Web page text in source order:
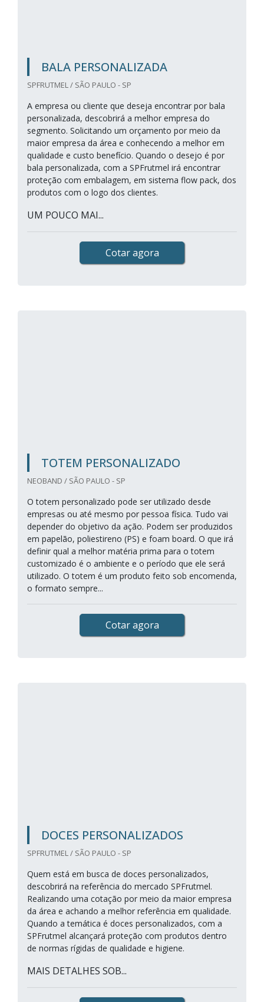
BALA PERSONALIZADA
SPFRUTMEL / SÃO PAULO - SP
A empresa ou cliente que deseja encontrar por bala
personalizada, descobrirá a melhor empresa do
segmento. Solicitando um orçamento por meio da
maior empresa da área e conhecendo a melhor em
qualidade e custo benefício. Quando o desejo é por
bala personalizada, com a SPFrutmel irá encontrar
proteção com embalagem, em sistema flow pack, dos
produtos com o logo dos clientes.
UM POUCO MAI...
Cotar agora
TOTEM PERSONALIZADO
NEOBAND / SÃO PAULO - SP
O totem personalizado pode ser utilizado desde
empresas ou até mesmo por pessoa física. Tudo vai
depender do objetivo da ação. Podem ser produzidos
em papelão, poliestireno (PS) e foam board. O que irá
definir qual a melhor matéria prima para o totem
customizado é o ambiente e o período que ele será
utilizado. O totem é um produto feito sob encomenda,
o formato sempre...
Cotar agora
DOCES PERSONALIZADOS
SPFRUTMEL / SÃO PAULO - SP
Quem está em busca de doces personalizados,
descobrirá na referência do mercado SPFrutmel.
Realizando uma cotação por meio da maior empresa
da área e achando a melhor referência em qualidade.
Quando a temática é doces personalizados, com a
SPFrutmel alcançará proteção com produtos dentro
de normas rígidas de qualidade e higiene.
MAIS DETALHES SOB...